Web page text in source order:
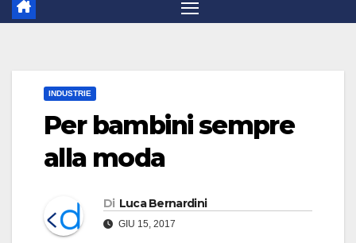
INDUSTRIE
Per bambini sempre
alla moda
Di Luca Bernardini
GIU 15, 2017